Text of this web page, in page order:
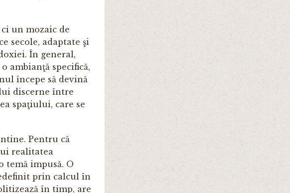
un mozaic de
secole, adaptate şi
În general,
ambianţă specifică,
începe să devină
discerne între
spaţiului, care se
Pentru că
realitatea
impusă. O
prin calcul în
în timp, are